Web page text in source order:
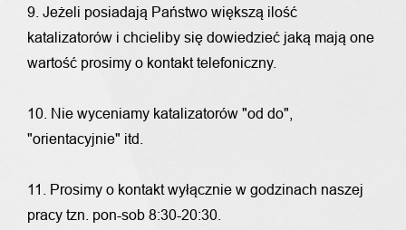
9. Jeżeli posiadają Państwo większą ilość
katalizatorów i chcieliby się dowiedzieć jaką mają one
wartość prosimy o kontakt telefoniczny.
10. Nie wyceniamy katalizatorów "od do",
"orientacyjnie" itd.
11. Prosimy o kontakt wyłącznie w godzinach naszej
pracy tzn. pon-sob 8:30-20:30.